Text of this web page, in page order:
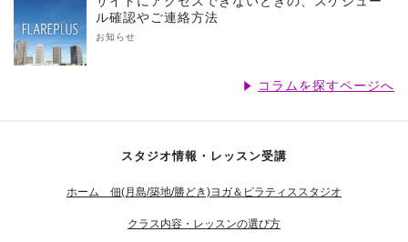
ル確認やご連絡方法
お知らせ
コラムを探すページへ
スタジオ情報・レッスン受講
ホーム 佃(月島/築地/勝どき)ヨガ＆ピラティススタジオ
クラス内容・レッスンの選び方